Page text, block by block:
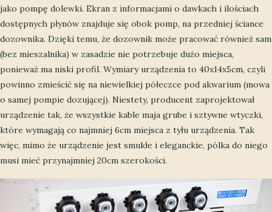
jako pompę dolewki. Ekran z informacjami o dawkach i ilościach
dostępnych płynów znajduje się obok pomp, na przedniej ściance
dozownika. Dzięki temu, że dozownik może pracować również sam
(bez mieszalnika) w zasadzie nie potrzebuje dużo miejsca,
ponieważ ma niski profil. Wymiary urządzenia to 40x14x5cm, czyli
powinno zmieścić się na niewielkiej półeczce pod akwarium (mowa
o samej pompie dozującej). Niestety, producent zaprojektował
urządzenie tak, że wszystkie kable maja grube i sztywne wtyczki,
które wymagają co najmniej 6cm miejsca z tyłu urządzenia. Tak
więc, mimo że urządzenie jest smukłe i eleganckie, pólka do niego
musi mieć przynajmniej 20cm szerokości.